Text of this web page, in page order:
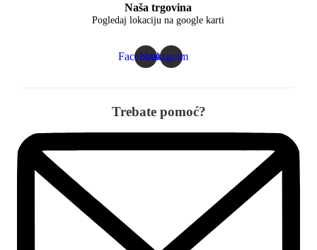
Naša trgovina
Pogledaj lokaciju na google karti
FacebookInstagram
Trebate pomoć?